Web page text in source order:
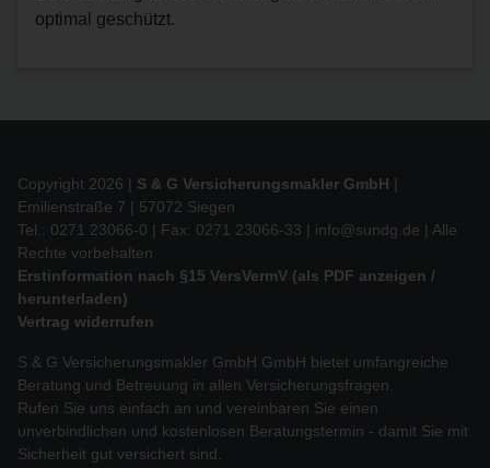
optimal geschützt.
Copyright 2026 | S & G Versicherungsmakler GmbH |
Emilienstraße 7 | 57072 Siegen
Tel.: 0271 23066-0 | Fax: 0271 23066-33 | info@sundg.de | Alle
Rechte vorbehalten
Erstinformation nach §15 VersVermV (als PDF anzeigen /
herunterladen)
Vertrag widerrufen
S & G Versicherungsmakler GmbH GmbH bietet umfangreiche
Beratung und Betreuung in allen Versicherungsfragen.
Rufen Sie uns einfach an und vereinbaren Sie einen
unverbindlichen und kostenlosen Beratungstermin - damit Sie mit
Sicherheit gut versichert sind.